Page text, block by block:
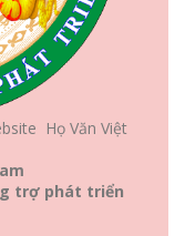
Họ Văn Việt
trợ phát triển